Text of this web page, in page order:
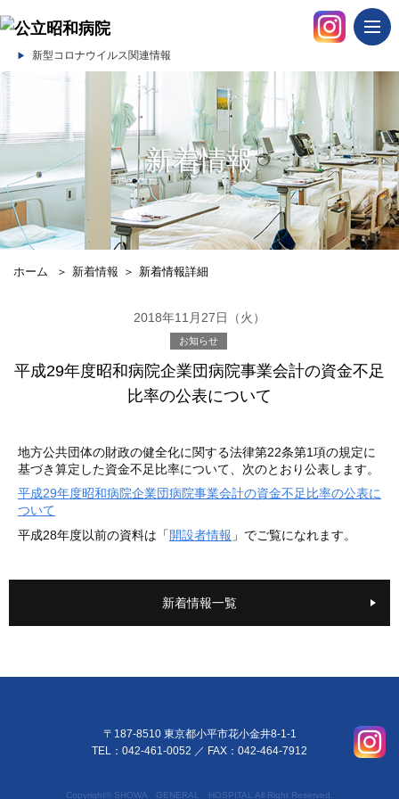
新型コロナウイルス関連情報
新着情報
ホーム ＞ 新着情報 ＞ 新着情報詳細
2018年11月27日（火）
お知らせ
平成29年度昭和病院企業団病院事業会計の資金不足
比率の公表について
地方公共団体の財政の健全化に関する法律第22条第1項の規定に
基づき算定した資金不足比率について、次のとおり公表します。
平成29年度昭和病院企業団病院事業会計の資金不足比率の公表に
ついて
平成28年度以前の資料は「 開設者情報 」でご覧になれます。
新着情報一覧
〒187-8510 東京都小平市花小金井8-1-1
TEL：042-461-0052 ／ FAX：042-464-7912
Copyright© SHOWA GENERAL HOSPITAL All Right Reserved.